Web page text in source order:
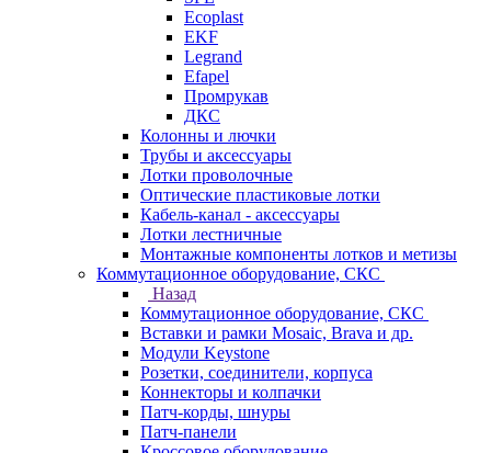
Ecoplast
EKF
Legrand
Efapel
Промрукав
ДКС
Колонны и лючки
Трубы и аксессуары
Лотки проволочные
Оптические пластиковые лотки
Кабель-канал - аксессуары
Лотки лестничные
Монтажные компоненты лотков и метизы
Коммутационное оборудование, СКС
Назад
Коммутационное оборудование, СКС
Вставки и рамки Mosaic, Brava и др.
Модули Keystone
Розетки, соединители, корпуса
Коннекторы и колпачки
Патч-корды, шнуры
Патч-панели